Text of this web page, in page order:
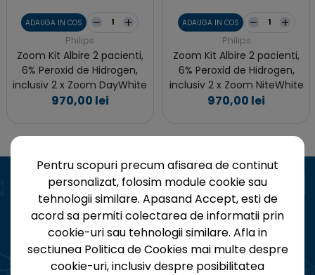
ADAUGA IN COS
Philips
Zoom Kit Albire 2 pacienti,
6% Peroxid de Hidrogen,
inclusiv 2 x Zoom DayWhite
970,00 lei
ADAUGA IN COS
Philips
Zoom Kit Albire 2 pacienti,
6% Peroxid de Hidrogen,
inclusiv 2 x Zoom NiteWhite
970,00 lei
Aboneaza-te la Newsletter
Fii la curent cu toate noutatile MegaGen!
Pentru scopuri precum afisarea de continut
personalizat, folosim module cookie sau
tehnologii similare. Apasand Accept, esti de
acord sa permiti colectarea de informatii prin
cookie-uri sau tehnologii similare. Afla in
sectiunea Politica de Cookies mai multe despre
cookie-uri, inclusiv despre posibilitatea